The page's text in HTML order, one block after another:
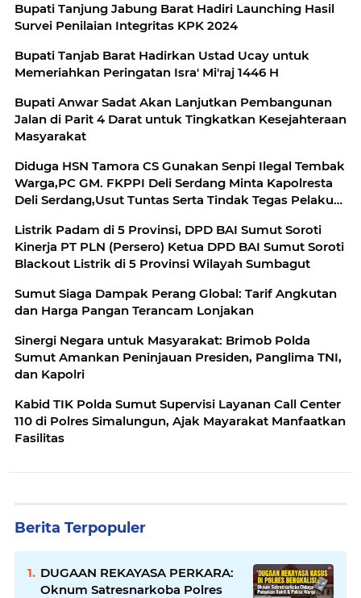
Bupati Tanjung Jabung Barat Hadiri Launching Hasil
Survei Penilaian Integritas KPK 2024
Bupati Tanjab Barat Hadirkan Ustad Ucay untuk
Memeriahkan Peringatan Isra' Mi'raj 1446 H
Bupati Anwar Sadat Akan Lanjutkan Pembangunan
Jalan di Parit 4 Darat untuk Tingkatkan Kesejahteraan
Masyarakat
Diduga HSN Tamora CS Gunakan Senpi Ilegal Tembak
Warga,PC GM. FKPPI Deli Serdang Minta Kapolresta
Deli Serdang,Usut Tuntas Serta Tindak Tegas Pelaku
Listrik Padam di 5 Provinsi, DPD BAI Sumut Soroti
Kinerja PT PLN (Persero) Ketua DPD BAI Sumut Soroti
Blackout Listrik di 5 Provinsi Wilayah Sumbagut
Sumut Siaga Dampak Perang Global: Tarif Angkutan
dan Harga Pangan Terancam Lonjakan
Sinergi Negara untuk Masyarakat: Brimob Polda
Sumut Amankan Peninjauan Presiden, Panglima TNI,
dan Kapolri
Kabid TIK Polda Sumut Supervisi Layanan Call Center
110 di Polres Simalungun, Ajak Mayarakat Manfaatkan
Fasilitas
Berita Terpopuler
DUGAAN REKAYASA PERKARA:
Oknum Satresnarkoba Polres